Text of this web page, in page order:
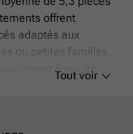
offrent
adaptés aux
ou petites familles.
à vendre
Tout voir